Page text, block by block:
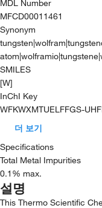
MDL Number
MFCD00011461
Synonym
SMILES
[W]
InChI Key
WFKWXMTUELFFGS-
더 보기
Specifications
Total Metal Impurities
0.1% max.
설명
This Thermo Scientific